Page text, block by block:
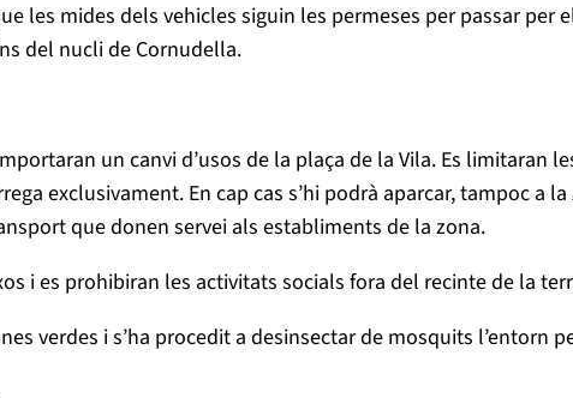
les mides dels vehicles siguin les permeses per passar
del nucli de Cornudella.
un canvi d’usos de la plaça de la Vila. Es limitaran
exclusivament. En cap cas s’hi podrà aparcar, tampoc a
que donen servei als establiments de la zona.
i es prohibiran les activitats socials fora del recinte de la
verdes i s’ha procedit a desinsectar de mosquits l’entorn